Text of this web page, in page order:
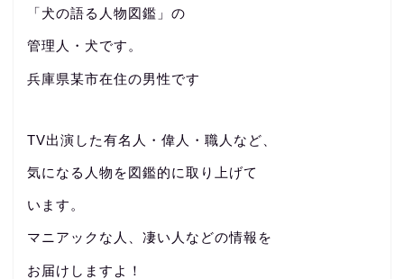
「犬の語る人物図鑑」の
管理人・犬です。
兵庫県某市在住の男性です
TV出演した有名人・偉人・職人など、
気になる人物を図鑑的に取り上げて
います。
マニアックな人、凄い人などの情報を
お届けしますよ！